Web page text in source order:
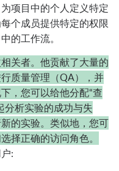
项目中的个人定义特定
个成员提供特定的权限
的工作流。
关者。他贡献了大量的
质量管理（QA），并
，您可以给他分配“查
分析实验的成功与失
的实验。类似地，您可
择正确的访问角色。
: